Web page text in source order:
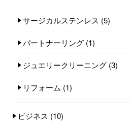
サージカルステンレス (5)
パートナーリング (1)
ジュエリークリーニング (3)
リフォーム (1)
ビジネス (10)